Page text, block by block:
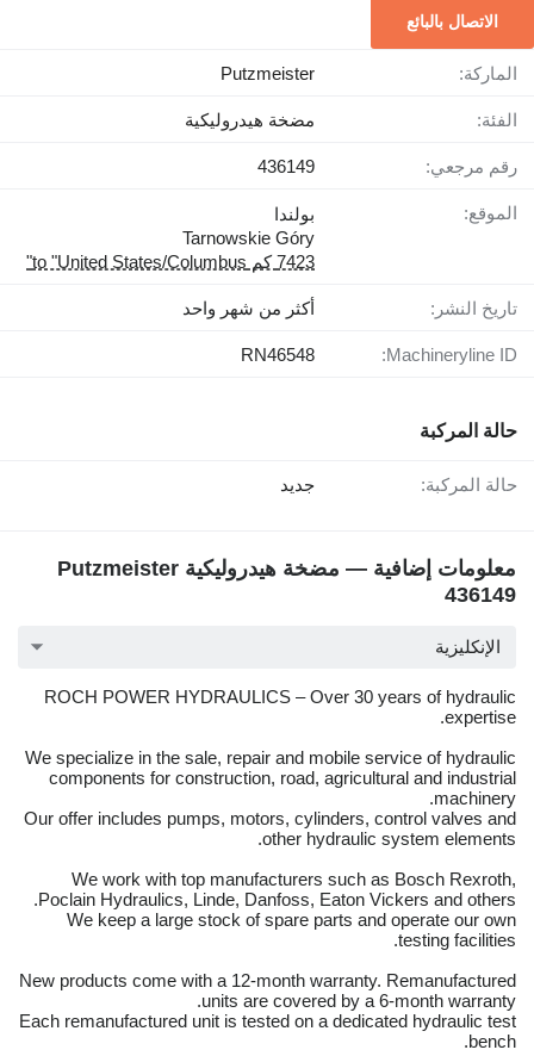
الاتصال بالبائع
الماركة: Putzmeister
الفئة: مضخة هيدروليكية
رقم مرجعي: 436149
الموقع:
بولندا
Tarnowskie Góry
7423 كم to "United States/Columbus"
تاريخ النشر: أكثر من شهر واحد
Machineryline ID:
RN46548
حالة المركبة
حالة المركبة: جديد
معلومات إضافية — مضخة هيدروليكية Putzmeister
436149
الإنكليزية
ROCH POWER HYDRAULICS – Over 30 years of hydraulic
expertise.
We specialize in the sale, repair and mobile service of hydraulic
components for construction, road, agricultural and industrial
machinery.
Our offer includes pumps, motors, cylinders, control valves and
other hydraulic system elements.
We work with top manufacturers such as Bosch Rexroth,
Poclain Hydraulics, Linde, Danfoss, Eaton Vickers and others.
We keep a large stock of spare parts and operate our own
testing facilities.
New products come with a 12-month warranty. Remanufactured
units are covered by a 6-month warranty.
Each remanufactured unit is tested on a dedicated hydraulic test
bench.